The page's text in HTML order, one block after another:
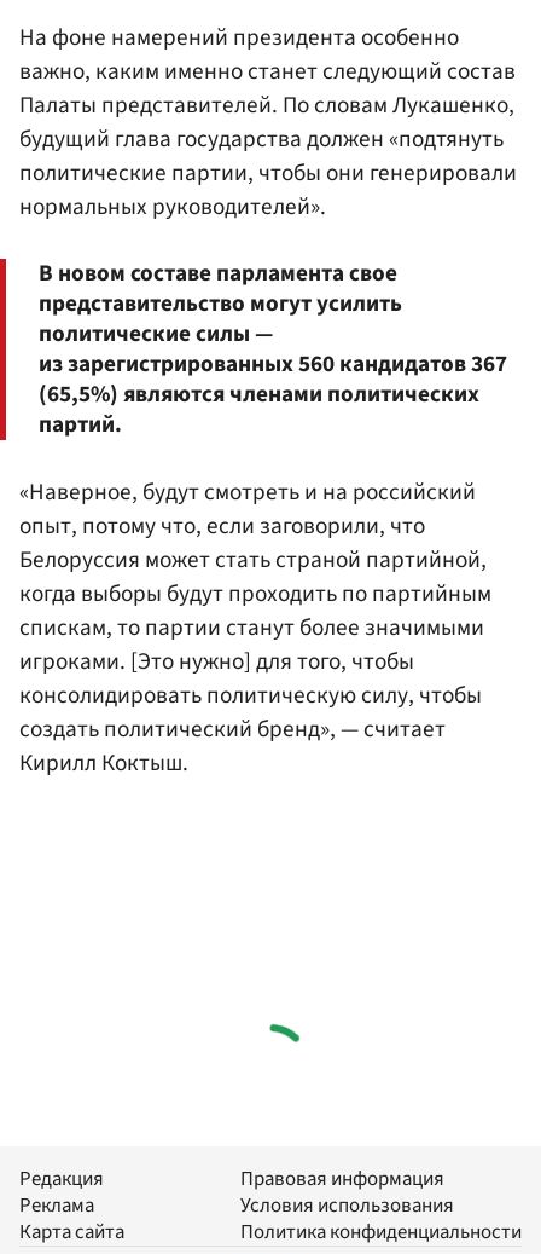
На фоне намерений президента особенно
важно, каким именно станет следующий состав
Палаты представителей. По словам Лукашенко,
будущий глава государства должен «подтянуть
политические партии, чтобы они генерировали
нормальных руководителей».
В новом составе парламента свое
представительство могут усилить
политические силы —
из зарегистрированных 560 кандидатов 367
(65,5%) являются членами политических
партий.
«Наверное, будут смотреть и на российский
опыт, потому что, если заговорили, что
Белоруссия может стать страной партийной,
когда выборы будут проходить по партийным
спискам, то партии станут более значимыми
игроками. [Это нужно] для того, чтобы
консолидировать политическую силу, чтобы
создать политический бренд», — считает
Кирилл Коктыш.
Редакция
Реклама
Карта сайта
Правовая информация
Условия использования
Политика конфиденциальности